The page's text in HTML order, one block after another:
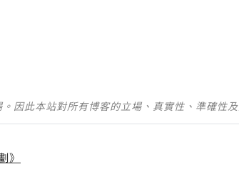
因此本站對所有博客的立場、真實性、準確性
》